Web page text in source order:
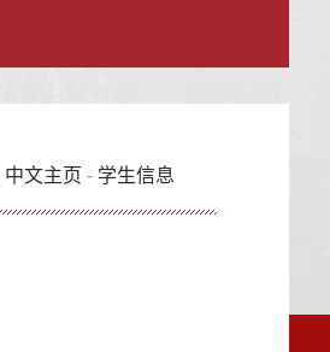
中文主页 - 学生信息